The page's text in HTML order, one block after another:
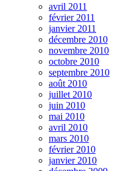
avril 2011
février 2011
janvier 2011
décembre 2010
novembre 2010
octobre 2010
septembre 2010
août 2010
juillet 2010
juin 2010
mai 2010
avril 2010
mars 2010
février 2010
janvier 2010